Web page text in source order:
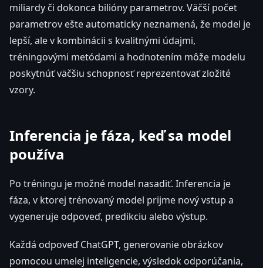
miliardy či dokonca bilióny parametrov. Väčší počet
parametrov ešte automaticky neznamená, že model je
lepší, ale v kombinácii s kvalitnými údajmi,
tréningovými metódami a hodnotením môže modelu
poskytnúť väčšiu schopnosť reprezentovať zložité
vzory.
Inferencia je fáza, keď sa model
používa
Po tréningu je možné model nasadiť. Inferencia je
fáza, v ktorej trénovaný model prijme nový vstup a
vygeneruje odpoveď, predikciu alebo výstup.
Každá odpoveď ChatGPT, generovanie obrázkov
pomocou umelej inteligencie, výsledok odporúčania,